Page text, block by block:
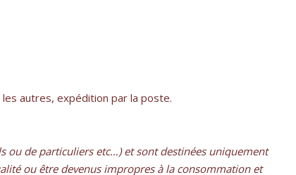
autres, expédition par la poste.
ou de particuliers etc…) et sont destinées uniquement
ou être devenus impropres à la consommation et